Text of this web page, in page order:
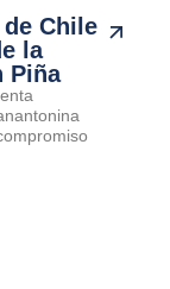
Chile
la
Piña